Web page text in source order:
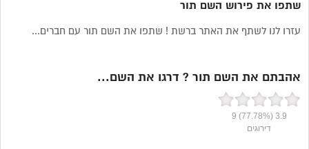
שתפו את פירוש השם תור
עזרו לנו לשתף את האתר ברשת ! שתפו את השם תור עם חברים...
אהבתם את השם תור ? דרגו את השם...
3.9
(77.78%)
9
דירוגים